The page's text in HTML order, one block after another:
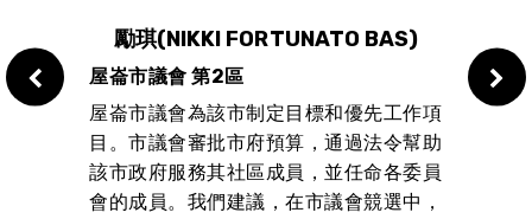
勵琪(NIKKI FORTUNATO BAS)
屋崙市議會 第2區
屋崙市議會為該市制定目標和優先工作項
目。市議會審批市府預算，通過法令幫助
該市政府服務其社區成員，並任命各委員
會的成員。我們建議，在市議會競選中，